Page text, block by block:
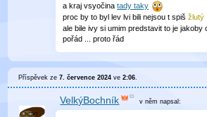
a kraj vsyočinatady taky
proc by to byl lev lvi bili nejsou t spišžlutý
ale bile ivy si umim predstavit to je jakoby
pořád ... proto řád
Příspěvek ze7. července 2024 ve2:06.
VelkýBochník v něm napsal: